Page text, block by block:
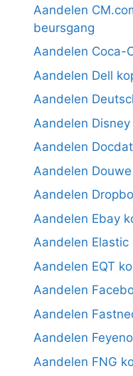
Aandelen
beursgang
Aandelen Coca-
Aandelen Dell
Aandelen
Aandelen Disney
Aandelen
Aandelen
Aandelen
Aandelen Ebay
Aandelen Elastic
Aandelen EQT
Aandelen
Aandelen
Aandelen
Aandelen FNG